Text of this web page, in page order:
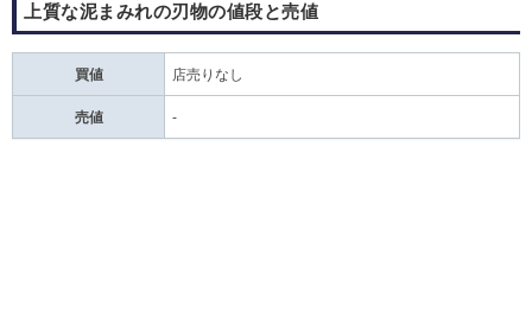
上質な泥まみれの刃物の値段と売値
買値 店売りなし
売値 ‐